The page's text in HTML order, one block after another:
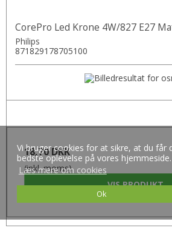
Vi bruger cookies for at sikre, at du får
bedste oplevelse på vores hjemmeside.
Læs mere om cookies
Ok
CorePro Led Krone 4W/827 E27
Philips
871829178705100
18,70 DKK
(inkl. moms)
VIS PRODUKT